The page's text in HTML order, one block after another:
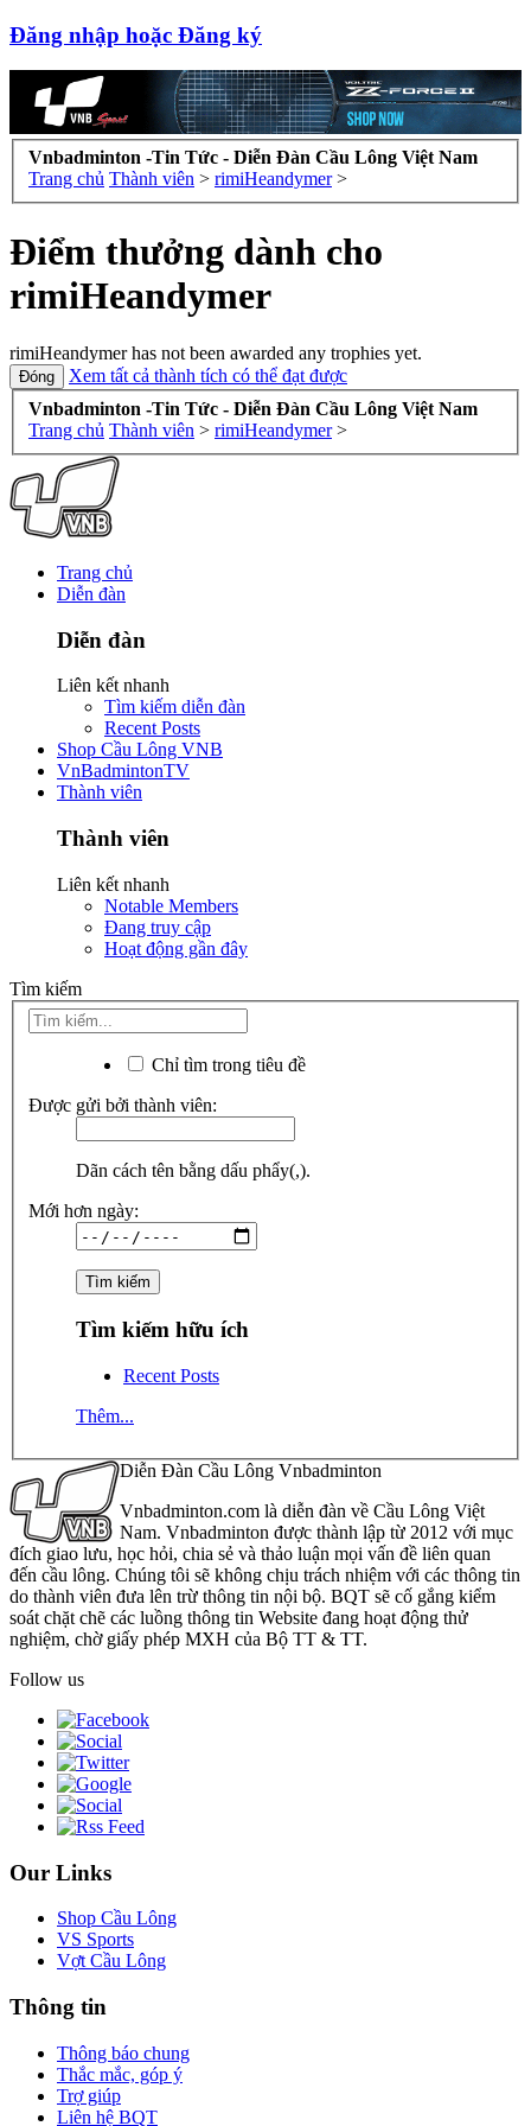
Đăng nhập hoặc Đăng ký
Vnbadminton -Tin Tức - Diễn Đàn Cầu Lông Việt Nam
Trang chủ Thành viên > rimiHeandymer >
Điểm thưởng dành cho
rimiHeandymer
rimiHeandymer has not been awarded any trophies yet.
Xem tất cả thành tích có thể đạt được
Vnbadminton -Tin Tức - Diễn Đàn Cầu Lông Việt Nam
Trang chủ Thành viên > rimiHeandymer >
Trang chủ
Diễn đàn
Diễn đàn
Liên kết nhanh
Tìm kiếm diễn đàn
Recent Posts
Shop Cầu Lông VNB
VnBadmintonTV
Thành viên
Thành viên
Liên kết nhanh
Notable Members
Đang truy cập
Hoạt động gần đây
Tìm kiếm
Chỉ tìm trong tiêu đề
Được gửi bởi thành viên:
Dãn cách tên bằng dấu phẩy(,).
Mới hơn ngày:
Tìm kiếm hữu ích
Recent Posts
Thêm...
Diễn Đàn Cầu Lông Vnbadminton
Vnbadminton.com là diễn đàn về Cầu Lông Việt
Nam. Vnbadminton được thành lập từ 2012 với mục
đích giao lưu, học hỏi, chia sẻ và thảo luận mọi vấn đề liên quan
đến cầu lông. Chúng tôi sẽ không chịu trách nhiệm với các thông tin
do thành viên đưa lên trừ thông tin nội bộ. BQT sẽ cố gắng kiểm
soát chặt chẽ các luồng thông tin Website đang hoạt động thử
nghiệm, chờ giấy phép MXH của Bộ TT & TT.
Follow us
Our Links
Shop Cầu Lông
VS Sports
Vợt Cầu Lông
Thông tin
Thông báo chung
Thắc mắc, góp ý
Trợ giúp
Liên hệ BQT